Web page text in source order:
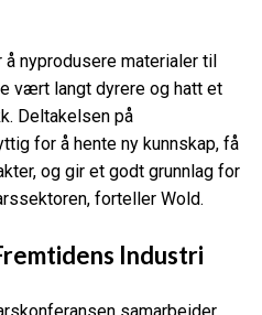
nyprodusere materialer til
vært langt dyrere og hatt et
Deltakelsen på
for å hente ny kunnskap, få
og gir et godt grunnlag for
forteller Wold.
Industri